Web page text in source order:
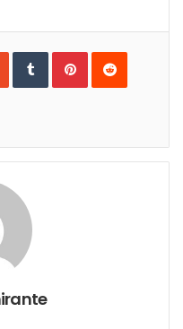
StumbleUpon
TumblrPinterestReddit